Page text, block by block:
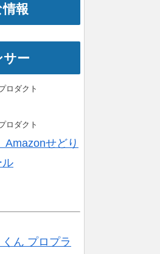
報
サー
ロダクト
ロダクト
Amazonせどり
ル
ん プロプラ